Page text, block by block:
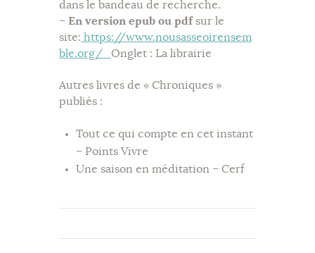
dans le bandeau de recherche.
– En version epub ou pdf sur le
site: https://www.nousasseoirensem
ble.org/ Onglet : La librairie
Autres livres de « Chroniques »
publiés :
Tout ce qui compte en cet instant
– Points Vivre
Une saison en méditation – Cerf